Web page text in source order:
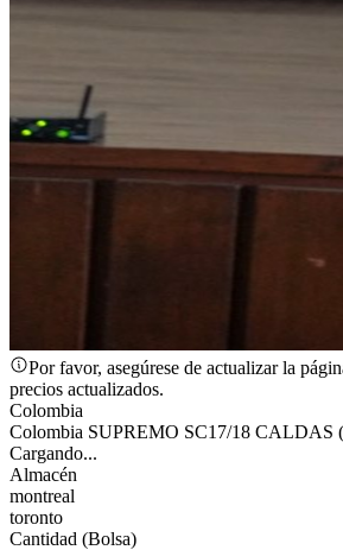
Por favor, asegúrese de actualizar la
precios actualizados.
Colombia
Colombia SUPREMO SC17/18 CALDAS
Cargando...
Almacén
montreal
toronto
Cantidad (Bolsa)